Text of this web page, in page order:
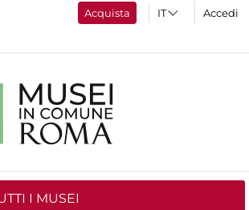
Acquista Accedi
I MUSEI